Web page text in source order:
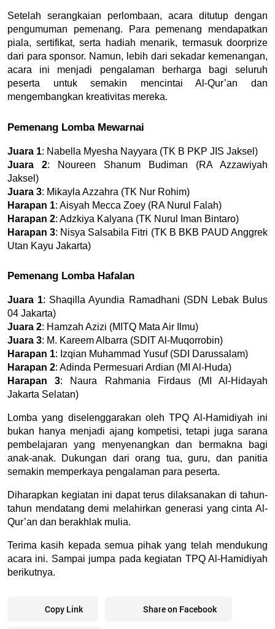
Setelah serangkaian perlombaan, acara ditutup dengan
pengumuman pemenang. Para pemenang mendapatkan
piala, sertifikat, serta hadiah menarik, termasuk doorprize
dari para sponsor. Namun, lebih dari sekadar kemenangan,
acara ini menjadi pengalaman berharga bagi seluruh
peserta untuk semakin mencintai Al-Qur’an dan
mengembangkan kreativitas mereka.
Pemenang Lomba Mewarnai
Juara 1: Nabella Myesha Nayyara (TK B PKP JIS Jaksel)
Juara 2: Noureen Shanum Budiman (RA Azzawiyah
Jaksel)
Juara 3: Mikayla Azzahra (TK Nur Rohim)
Harapan 1: Aisyah Mecca Zoey (RA Nurul Falah)
Harapan 2: Adzkiya Kalyana (TK Nurul Iman Bintaro)
Harapan 3: Nisya Salsabila Fitri (TK B BKB PAUD Anggrek
Utan Kayu Jakarta)
Pemenang Lomba Hafalan
Juara 1: Shaqilla Ayundia Ramadhani (SDN Lebak Bulus
04 Jakarta)
Juara 2: Hamzah Azizi (MITQ Mata Air Ilmu)
Juara 3: M. Kareem Albarra (SDIT Al-Muqorrobin)
Harapan 1: Izqian Muhammad Yusuf (SDI Darussalam)
Harapan 2: Adinda Permesuari Ardian (MI Al-Huda)
Harapan 3: Naura Rahmania Firdaus (MI Al-Hidayah
Jakarta Selatan)
Lomba yang diselenggarakan oleh TPQ Al-Hamidiyah ini
bukan hanya menjadi ajang kompetisi, tetapi juga sarana
pembelajaran yang menyenangkan dan bermakna bagi
anak-anak. Dukungan dari orang tua, guru, dan panitia
semakin memperkaya pengalaman para peserta.
Diharapkan kegiatan ini dapat terus dilaksanakan di tahun-
tahun mendatang demi melahirkan generasi yang cinta Al-
Qur’an dan berakhlak mulia.
Terima kasih kepada semua pihak yang telah mendukung
acara ini. Sampai jumpa pada kegiatan TPQ Al-Hamidiyah
berikutnya.
Copy Link Share on Facebook